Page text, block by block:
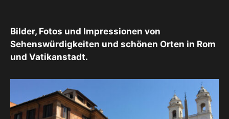
Bilder, Fotos und Impressionen von
Sehenswürdigkeiten und schönen Orten in Rom
und Vatikanstadt.